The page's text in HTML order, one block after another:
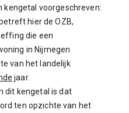
kengetal voorgeschreven:
hier de OZB,
die een
in Nijmegen
van het landelijk
jaar.
dit kengetal is dat
ten opzichte van het